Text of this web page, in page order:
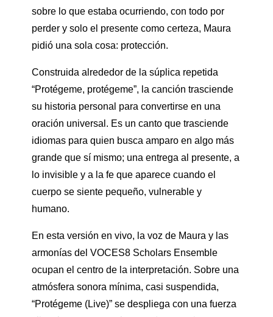
sobre lo que estaba ocurriendo, con todo por
perder y solo el presente como certeza, Maura
pidió una sola cosa: protección.
Construida alrededor de la súplica repetida
“Protégeme, protégeme”, la canción trasciende
su historia personal para convertirse en una
oración universal. Es un canto que trasciende
idiomas para quien busca amparo en algo más
grande que sí mismo; una entrega al presente, a
lo invisible y a la fe que aparece cuando el
cuerpo se siente pequeño, vulnerable y
humano.
En esta versión en vivo, la voz de Maura y las
armonías del VOCES8 Scholars Ensemble
ocupan el centro de la interpretación. Sobre una
atmósfera sonora mínima, casi suspendida,
“Protégeme (Live)” se despliega con una fuerza